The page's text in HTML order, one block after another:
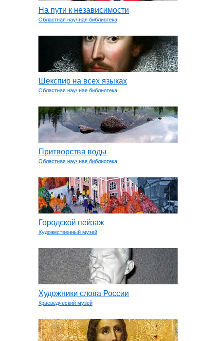
На пути к независимости
Областная научная библиотека
Шекспир на всех языках
Областная научная библиотека
Притворства воды
Областная научная библиотека
Городской пейзаж
Художественный музей
Художники слова России
Краеведческий музей